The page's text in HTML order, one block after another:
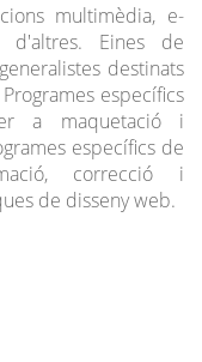
multimèdia, e-
Eines de
destinats
específics
a maquetació i
específics de
correcció i
de disseny web.